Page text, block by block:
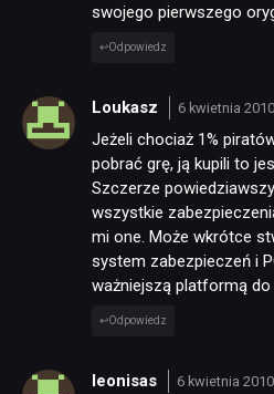
swojego pierwszego
Odpowiedz
Loukasz 6 kwietnia
Jeżeli chociaż 1%
pobrać grę, ją kupili to
Szczerze
wszystkie
mi one. Może wkrótce
system zabezpieczeń i
ważniejszą platformą
Odpowiedz
leonisas 6 kwietnia